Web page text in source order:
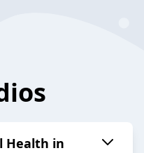
Health in